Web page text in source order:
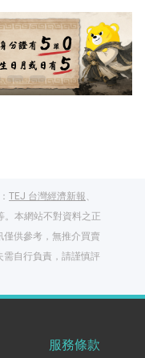
TEJ 台灣經濟新報、
。本網站不對資料之正
供參考，無推介買賣
需自行負責，請謹慎評
服務條款